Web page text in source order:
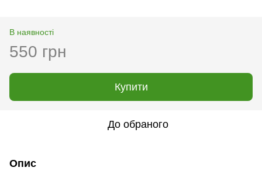
В наявності
550 грн
Купити
До обраного
Опис